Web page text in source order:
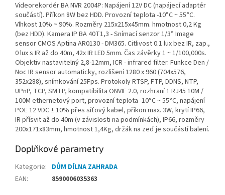
Videorekordér BA NVR 2004P: Napájení 12V DC (napájecí adaptér
součástí). Příkon 8W bez HDD. Provozní teplota -10°C ~ 55°C.
Vlhkost 10% ~ 90%. Rozměry 215x215x45mm. hmotnost 0,2 Kg
(bez HDD). Kamera IP BA 40T1,3 - Snímací senzor 1/3” Image
sensor CMOS Aptina AR0130 - DM365. Citlivost 0.1 lux bez IR, zap.,
0 lux s IR až do 40m, 42x IR LED 5mm. Čas závěrky 1 ~ 1/100,000s.
Objektiv nastavitelný 2,8-12mm, ICR - infrared filter. Funkce Den /
Noc IR sensor automaticky, rozlišení 1280 x 960 (704x576,
352x288), snímkování 25Fps. Protokoly RTSP, FTP, DDNS, NTP,
UPnP, TCP, SMTP, kompatibilita ONVIF 2.0, rozhraní 1 RJ45 10M /
100M ethernetový port, provozní teplota -10°C ~ 55°C, napájení
POE 12 VDC ± 10% přes síťový kabel, příkon max. 3W, krytí IP66,
IR přísvit až do 40m (v závislosti na podmínkách), IP66, rozměry
200x171x83mm, hmotnost 1,4Kg, držák na zeď je součástí balení.
Doplňkové parametry
Kategorie: DŮM DÍLNA ZAHRADA
EAN: 8590006035363